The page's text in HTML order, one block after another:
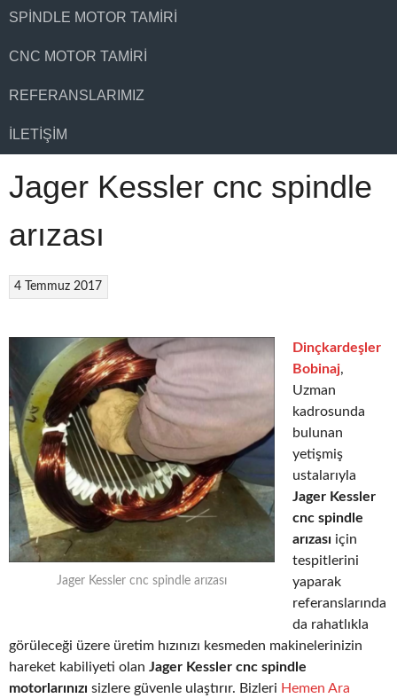
SPINDLE MOTOR TAMIRI
CNC MOTOR TAMIRI
REFERANSLARIMIZ
İLETIŞIM
Jager Kessler cnc spindle
arızası
4 Temmuz 2017
Jager Kessler cnc spindle arızası
Dinçkardeşler
Bobinaj,
Uzman
kadrosunda
bulunan
yetişmiş
ustalarıyla
Jager Kessler
cnc spindle
arızası için
tespitlerini
yaparak
referanslarında
da rahatlıkla
görüleceği üzere üretim hızınızı kesmeden makinelerinizin
hareket kabiliyeti olan Jager Kessler cnc spindle
motorlarınızı sizlere güvenle ulaştırır. Bizleri Hemen Ara